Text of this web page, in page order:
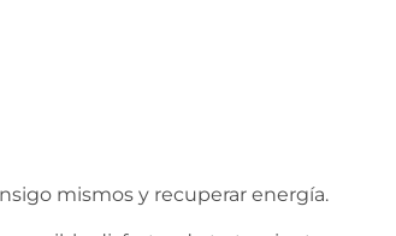
mismos y recuperar energía.